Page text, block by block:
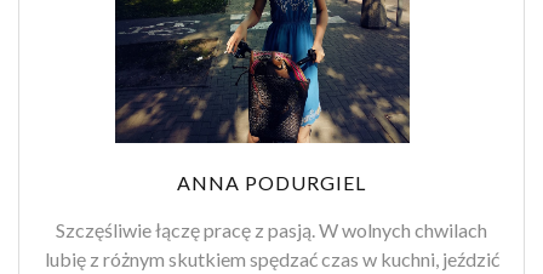
ANNA PODURGIEL
Szczęśliwie łączę pracę z pasją. W wolnych chwilach
lubię z różnym skutkiem spędzać czas w kuchni, jeździć